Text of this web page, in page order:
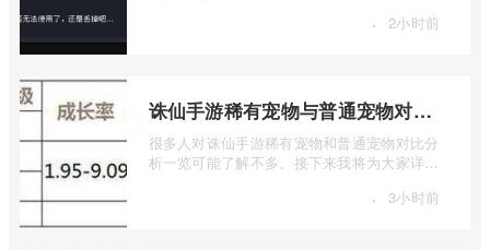
· 2小时前
诛仙手游稀有宠物与普通宠物对比分析
很多人对诛仙手游稀有宠物和普通宠物对比分
析一览可能了解不多。接下来我将为大家详细
· 3小时前